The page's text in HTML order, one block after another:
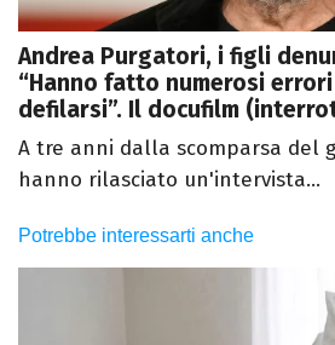
Andrea Purgatori, i figli
“Hanno fatto numerosi
defilarsi”. Il docufilm
A tre anni dalla scomparsa del
hanno rilasciato un'intervista...